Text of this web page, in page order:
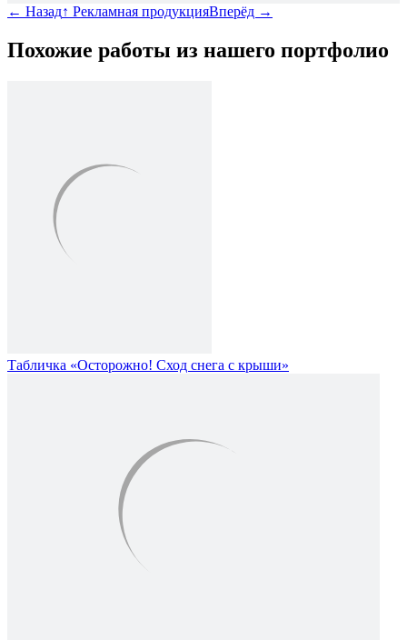
← Назад↑ Рекламная продукцияВперёд →
Похожие работы из нашего портфолио
Табличка «Осторожно! Сход снега с крыши»